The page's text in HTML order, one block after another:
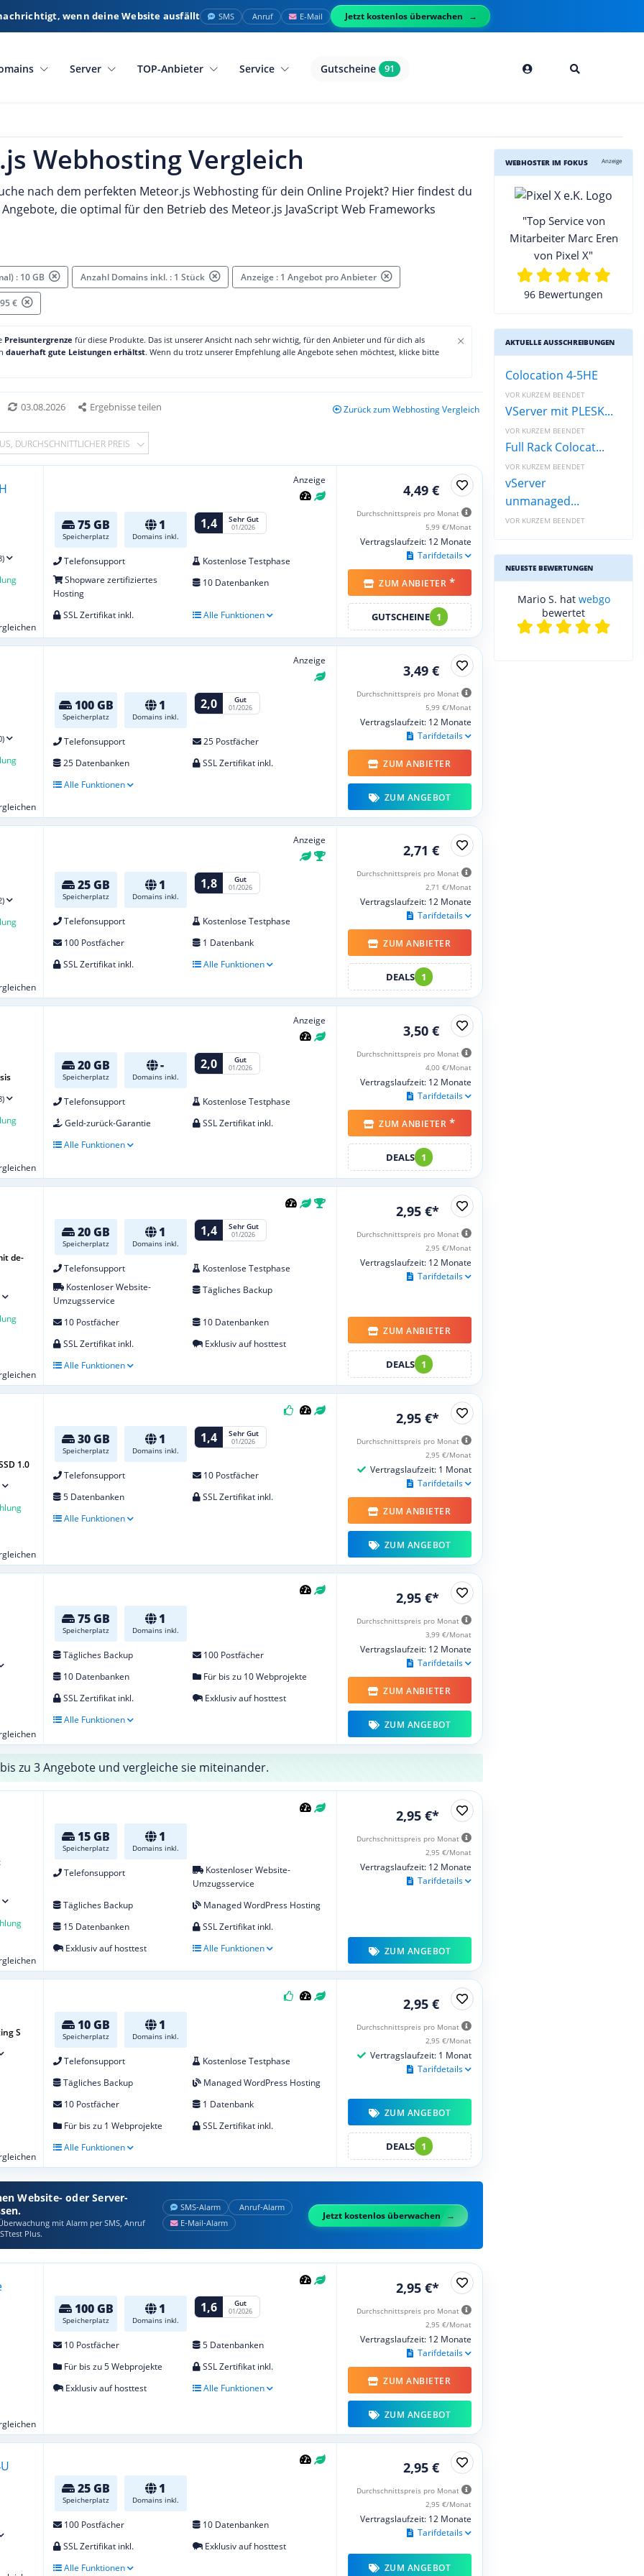
wenn deine Website ausfällt SMS Anruf E-Mail Jetzt kostenlos überwachen
Server TOP-Anbieter Service Gutscheine 91
Webhosting Vergleich
nach dem perfekten Meteor.js Webhosting für dein Online Projekt? Hier findest du
die optimal für den Betrieb des Meteor.js JavaScript Web Frameworks
: 10 GB Anzahl Domains inkl. : 1 Stück Anzeige : 1 Angebot pro Anbieter
€
×
Preisuntergrenze für diese Produkte. Das ist unserer Ansicht nach sehr wichtig, für den Anbieter und für dich als
dauerhaft gute Leistungen erhältst. Wenn du trotz unserer Empfehlung alle Angebote sehen möchtest, klicke bitte
03.08.2026 Ergebnisse teilen Zurück zum Webhosting Vergleich
DURCHSCHNITTLICHER PREIS
Anzeige
75 GB
Speicherplatz
1
Domains inkl.
1,4 Sehr Gut
01/2026
Telefonsupport
Kostenlose Testphase
Shopware zertifiziertes
Hosting
10 Datenbanken
SSL Zertifikat inkl.
Alle Funktionen
4,49 €
Durchschnittspreis pro Monat
5,99 €/Monat
Vertragslaufzeit: 12 Monate
Tarifdetails
ZUM ANBIETER *
GUTSCHEINE 1
Anzeige
100 GB
Speicherplatz
1
Domains inkl.
2,0 Gut
01/2026
Telefonsupport
25 Postfächer
25 Datenbanken
SSL Zertifikat inkl.
Alle Funktionen
3,49 €
Durchschnittspreis pro Monat
5,99 €/Monat
Vertragslaufzeit: 12 Monate
Tarifdetails
ZUM ANBIETER
ZUM ANGEBOT
Anzeige
25 GB
Speicherplatz
1
Domains inkl.
1,8 Gut
01/2026
Telefonsupport
Kostenlose Testphase
100 Postfächer
1 Datenbank
SSL Zertifikat inkl.
Alle Funktionen
2,71 €
Durchschnittspreis pro Monat
2,71 €/Monat
Vertragslaufzeit: 12 Monate
Tarifdetails
ZUM ANBIETER
DEALS 1
Anzeige
20 GB
Speicherplatz
-
Domains inkl.
2,0 Gut
01/2026
Telefonsupport
Kostenlose Testphase
Geld-zurück-Garantie
SSL Zertifikat inkl.
Alle Funktionen
3,50 €
Durchschnittspreis pro Monat
4,00 €/Monat
Vertragslaufzeit: 12 Monate
Tarifdetails
ZUM ANBIETER *
DEALS 1
20 GB
Speicherplatz
1
Domains inkl.
1,4 Sehr Gut
01/2026
Telefonsupport
Kostenlose Testphase
Kostenloser Website-
Umzugsservice
Tägliches Backup
10 Postfächer
10 Datenbanken
SSL Zertifikat inkl.
Exklusiv auf hosttest
Alle Funktionen
de-
2,95 €*
Durchschnittspreis pro Monat
2,95 €/Monat
Vertragslaufzeit: 12 Monate
Tarifdetails
ZUM ANBIETER
DEALS 1
30 GB
Speicherplatz
1
Domains inkl.
1,4 Sehr Gut
01/2026
Telefonsupport
10 Postfächer
5 Datenbanken
SSL Zertifikat inkl.
Alle Funktionen
1.0
2,95 €*
Durchschnittspreis pro Monat
2,95 €/Monat
Vertragslaufzeit: 1 Monat
Tarifdetails
ZUM ANBIETER
ZUM ANGEBOT
75 GB
Speicherplatz
1
Domains inkl.
Tägliches Backup
100 Postfächer
10 Datenbanken
Für bis zu 10 Webprojekte
SSL Zertifikat inkl.
Exklusiv auf hosttest
Alle Funktionen
2,95 €*
Durchschnittspreis pro Monat
3,99 €/Monat
Vertragslaufzeit: 12 Monate
Tarifdetails
ZUM ANBIETER
ZUM ANGEBOT
zu 3 Angebote und vergleiche sie miteinander.
15 GB
Speicherplatz
1
Domains inkl.
Telefonsupport
Kostenloser Website-
Umzugsservice
Tägliches Backup
Managed WordPress Hosting
15 Datenbanken
SSL Zertifikat inkl.
Exklusiv auf hosttest
Alle Funktionen
2,95 €*
Durchschnittspreis pro Monat
2,95 €/Monat
Vertragslaufzeit: 12 Monate
Tarifdetails
ZUM ANGEBOT
10 GB
Speicherplatz
1
Domains inkl.
Telefonsupport
Kostenlose Testphase
Tägliches Backup
Managed WordPress Hosting
10 Postfächer
1 Datenbank
Für bis zu 1 Webprojekte
SSL Zertifikat inkl.
Alle Funktionen
S
2,95 €
Durchschnittspreis pro Monat
2,95 €/Monat
Vertragslaufzeit: 1 Monat
Tarifdetails
ZUM ANGEBOT
DEALS 1
Website- oder Server-
mit Alarm per SMS, Anruf
Plus.
SMS‑Alarm
Anruf‑Alarm
E‑Mail‑Alarm
Jetzt kostenlos überwachen
100 GB
Speicherplatz
1
Domains inkl.
1,6 Gut
01/2026
10 Postfächer
5 Datenbanken
Für bis zu 5 Webprojekte
SSL Zertifikat inkl.
Exklusiv auf hosttest
Alle Funktionen
2,95 €*
Durchschnittspreis pro Monat
2,95 €/Monat
Vertragslaufzeit: 12 Monate
Tarifdetails
ZUM ANBIETER
ZUM ANGEBOT
25 GB
Speicherplatz
1
Domains inkl.
100 Postfächer
10 Datenbanken
SSL Zertifikat inkl.
Exklusiv auf hosttest
Alle Funktionen
2,95 €
Durchschnittspreis pro Monat
2,95 €/Monat
Vertragslaufzeit: 12 Monate
Tarifdetails
ZUM ANGEBOT
WEBHOSTER IM FOKUS Anzeige
"Top Service von
Mitarbeiter Marc Eren
von Pixel X"
96 Bewertungen
AKTUELLE AUSSCHREIBUNGEN
Colocation 4-5HE
VOR KURZEM BEENDET
VServer mit PLESK...
VOR KURZEM BEENDET
Full Rack Colocat...
VOR KURZEM BEENDET
vServer
unmanaged...
VOR KURZEM BEENDET
NEUESTE BEWERTUNGEN
Mario S. hat webgo
bewertet